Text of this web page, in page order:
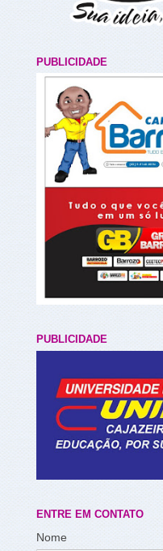
PUBLICIDADE
PUBLICIDADE
ENTRE EM CONTATO
Nome